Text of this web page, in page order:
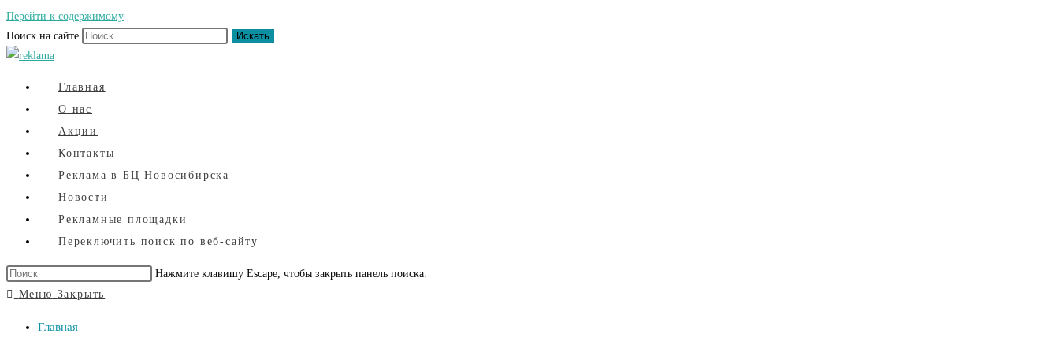
Перейти к содержимому
Поиск на сайте
Искать
Главная
О нас
Акции
Контакты
Реклама в БЦ Новосибирска
Новости
Рекламные площадки
Переключить поиск по веб-сайту
Нажмите клавишу Escape, чтобы закрыть панель поиска.
Меню Закрыть
Главная